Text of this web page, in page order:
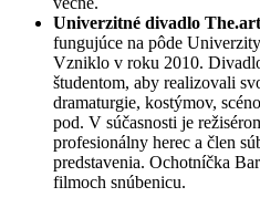
Univerzitné divadlo
fungujúce na pôde
Vzniklo v roku 2010.
študentom, aby realizovali
dramaturgie, kostýmov,
pod. V súčasnosti je
profesionálny herec a člen
predstavenia. Ochotníčka
filmoch snúbenicu.